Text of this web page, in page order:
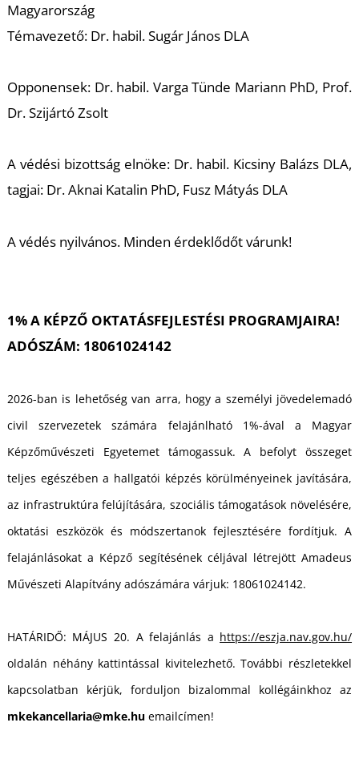
Magyarország
Témavezető: Dr. habil. Sugár János DLA
Opponensek: Dr. habil. Varga Tünde Mariann PhD, Prof.
Dr. Szijártó Zsolt
A védési bizottság elnöke: Dr. habil. Kicsiny Balázs DLA,
tagjai: Dr. Aknai Katalin PhD, Fusz Mátyás DLA
A védés nyilvános. Minden érdeklődőt várunk!
1% A KÉPZŐ OKTATÁSFEJLESTÉSI PROGRAMJAIRA!
ADÓSZÁM: 18061024142
2026-ban is lehetőség van arra, hogy a személyi jövedelemadó
civil szervezetek számára felajánlható 1%-ával a Magyar
Képzőművészeti Egyetemet támogassuk. A befolyt összeget
teljes egészében a hallgatói képzés körülményeinek javítására,
az infrastruktúra felújítására, szociális támogatások növelésére,
oktatási eszközök és módszertanok fejlesztésére fordítjuk. A
felajánlásokat a Képző segítésének céljával létrejött Amadeus
Művészeti Alapítvány adószámára várjuk: 18061024142.
HATÁRIDŐ: MÁJUS 20. A felajánlás a https://eszja.nav.gov.hu/
oldalán néhány kattintással kivitelezhető. További részletekkel
kapcsolatban kérjük, forduljon bizalommal kollégáinkhoz az
mkekancellaria@mke.huemailcímen!